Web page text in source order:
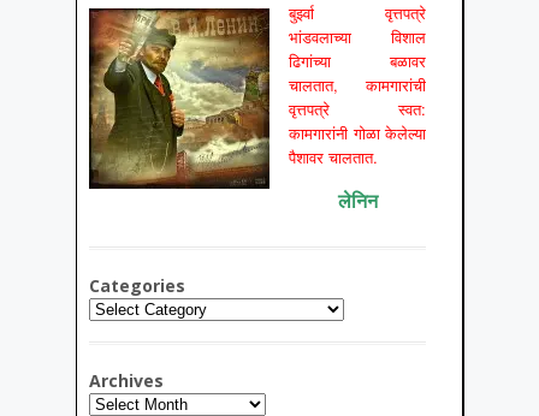
बुर्झ्वा वृत्तपत्रे
भांडवलाच्या विशाल
ढिगांच्या बळावर
चालतात, कामगारांची
वृत्तपत्रे स्वत:
कामगारांनी गोळा केलेल्या
पैशावर चालतात.
लेनिन
Categories
Categories
Archives
Archives